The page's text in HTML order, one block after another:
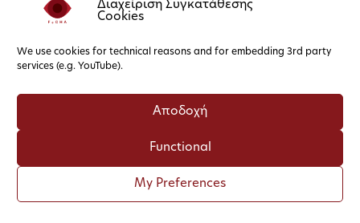
Διαχείριση Συγκατάθεσης
Cookies
We use cookies for technical reasons and for embedding 3rd party
services (e.g. YouTube).
Αποδοχή
Functional
My Preferences